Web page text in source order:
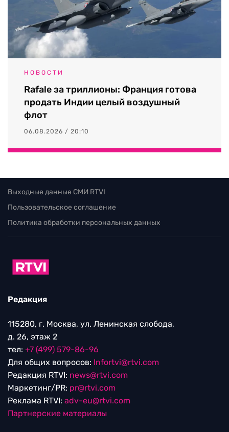
НОВОСТИ
Rafale за триллионы: Франция готова
продать Индии целый воздушный
флот
06.08.2026 / 20:10
Выходные данные СМИ RTVI
Пользовательское соглашение
Политика обработки персональных данных
Редакция
115280, г. Москва, ул. Ленинская слобода,
д. 26, этаж 2
тел: +7 (499) 579-86-96
Для общих вопросов: Infortvi@rtvi.com
Редакция RTVI: news@rtvi.com
Маркетинг/PR: pr@rtvi.com
Реклама RTVI: adv-eu@rtvi.com
Партнерские материалы